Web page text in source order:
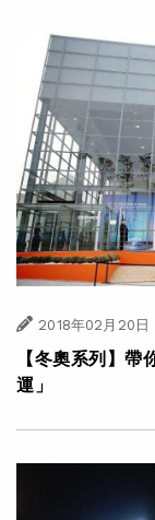
2018年02月20日
【冬奧系列】
運」